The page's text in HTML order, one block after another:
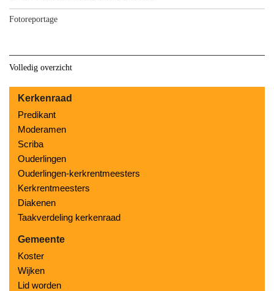
Fotoreportage
Volledig overzicht
Kerkenraad
Predikant
Moderamen
Scriba
Ouderlingen
Ouderlingen-kerkrentmeesters
Kerkrentmeesters
Diakenen
Taakverdeling kerkenraad
Gemeente
Koster
Wijken
Lid worden